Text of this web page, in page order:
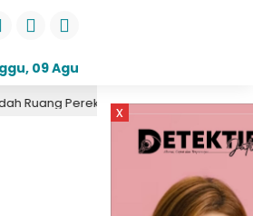
Daerah
09 Agu
2026
Perekonomian, Pidsus: Tunggu Saja!
x